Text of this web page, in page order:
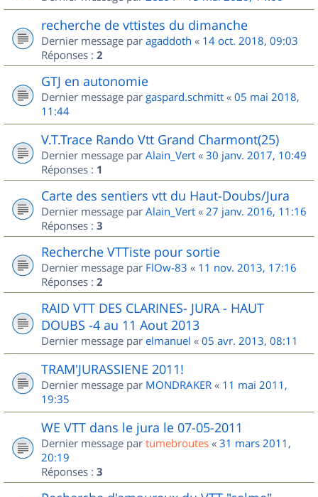
recherche de vttistes du dimanche
Dernier message par agaddoth « 14 oct. 2018, 09:03
Réponses : 2
GTJ en autonomie
Dernier message par gaspard.schmitt « 05 mai 2018,
11:44
V.T.Trace Rando Vtt Grand Charmont(25)
Dernier message par Alain_Vert « 30 janv. 2017, 10:49
Réponses : 1
Carte des sentiers vtt du Haut-Doubs/Jura
Dernier message par Alain_Vert « 27 janv. 2016, 11:16
Réponses : 3
Recherche VTTiste pour sortie
Dernier message par FlOw-83 « 11 nov. 2013, 17:16
Réponses : 2
RAID VTT DES CLARINES- JURA - HAUT
DOUBS -4 au 11 Aout 2013
Dernier message par elmanuel « 05 avr. 2013, 08:11
TRAM'JURASSIENE 2011!
Dernier message par MONDRAKER « 11 mai 2011,
19:35
WE VTT dans le jura le 07-05-2011
Dernier message par tumebroutes « 31 mars 2011,
20:19
Réponses : 3